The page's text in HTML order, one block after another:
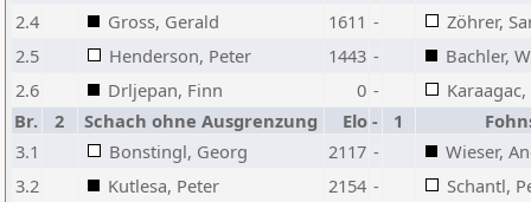
2.4
Gross, Gerald 1611 -
Zöhrer,
2.5
Henderson, Peter 1443 -
Bachler,
2.6
Drljepan, Finn 0 -
Br.
2 Schach ohne Ausgrenzung Elo - 1
3.1
Bonstingl, Georg 2117 -
Wieser,
3.2
Kutlesa, Peter 2154 -
Schantl,